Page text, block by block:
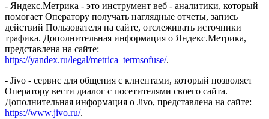
- Яндекс.Метрика - это инструмент веб - аналитики, который
помогает Оператору получать наглядные отчеты, запись
действий Пользователя на сайте, отслеживать источники
трафика. Дополнительная информация о Яндекс.Метрика,
представлена на сайте:
https://yandex.ru/legal/metrica_termsofuse/.
- Jivo - сервис для общения с клиентами, который позволяет
Оператору вести диалог с посетителями своего сайта.
Дополнительная информация о Jivo, представлена на сайте:
https://www.jivo.ru/.